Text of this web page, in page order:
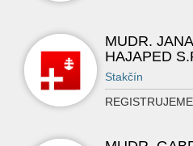
MUDR.
HAJAPED
Stakčín